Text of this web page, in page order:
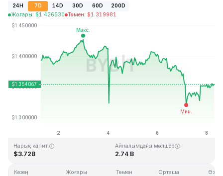
24H 7D 14D 30D 60D
200D
Жоғары: $1.426530 Төмен: $1.319981
Нарық капит.
$3.72B
Айналымдағы мөлшер
2.74 B
Кезең Жоғары Төмен Орташа